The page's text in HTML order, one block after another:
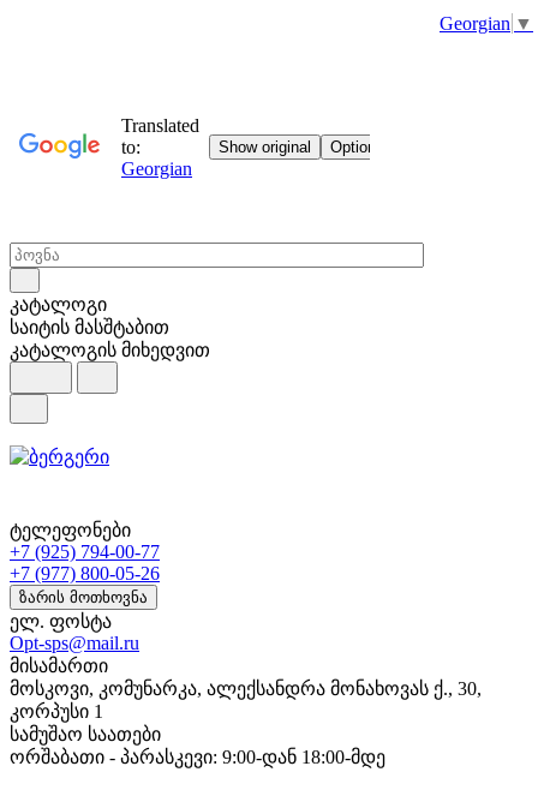
Georgian ▼
კატალოგი
საიტის მასშტაბით
კატალოგის მიხედვით
ტელეფონები
+7 (925) 794-00-77
+7 (977) 800-05-26
ზარის მოთხოვნა
ელ. ფოსტა
Opt-sps@mail.ru
მისამართი
მოსკოვი, კომუნარკა, ალექსანდრა მონახოვას ქ., 30,
კორპუსი 1
სამუშაო საათები
ორშაბათი - პარასკევი: 9:00-დან 18:00-მდე